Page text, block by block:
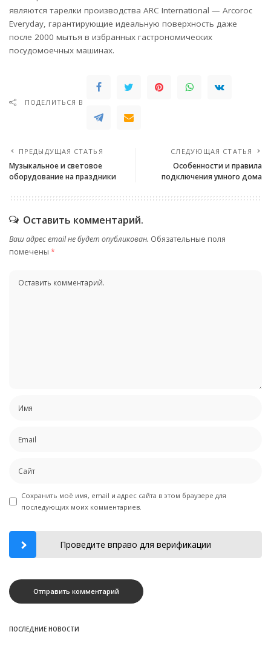
являются тарелки производства ARC International — Arcoroc
Everyday, гарантирующие идеальную поверхность даже
после 2000 мытья в избранных гастрономических
посудомоечных машинах.
ПОДЕЛИТЬСЯ В
ПРЕДЫДУЩАЯ СТАТЬЯ
Музыкальное и световое
оборудование на праздники
СЛЕДУЮЩАЯ СТАТЬЯ
Особенности и правила
подключения умного дома
Оставить комментарий.
Ваш адрес email не будет опубликован. Обязательные поля
помечены *
Сохранить моё имя, email и адрес сайта в этом браузере для
последующих моих комментариев.
Проведите вправо для верификации
ПОСЛЕДНИЕ НОВОСТИ